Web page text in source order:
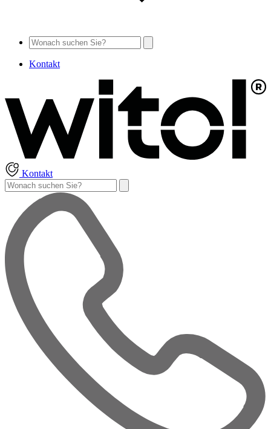
Kontakt
Kontakt